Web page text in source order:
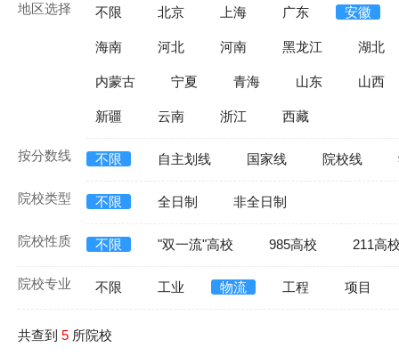
地区选择 不限 北京 上海 广东 安徽
海南 河北 河南 黑龙江 湖北
内蒙古 宁夏 青海 山东 山西
新疆 云南 浙江 西藏
按分数线 不限 自主划线 国家线 院校线
院校类型 不限 全日制 非全日制
院校性质 不限 "双一流"高校 985高校 211高
院校专业 不限 工业 物流 工程 项目
共查到 5 所院校